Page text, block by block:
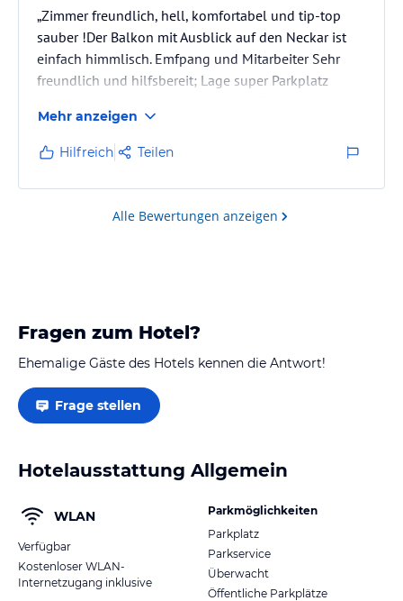
„Zimmer freundlich, hell, komfortabel und tip-top
sauber !Der Balkon mit Ausblick auf den Neckar ist
einfach himmlisch. Emfpang und Mitarbeiter Sehr
freundlich und hilfsbereit; Lage super Parkplatz
.Ein Restaurant mit Leckeren Speisen im Haus ist
auch vorhanden ,es ist alles sehr familiär
&Kinderfreundlich Ein Zustellbett für unsere Tochter
zu bekommen war gar kein Problem ,wir sind rundum
Zufrieden und freuen uns auf das nächste mal !
Mehr anzeigen
Hilfreich Teilen
Alle Bewertungen anzeigen
Fragen zum Hotel?
Ehemalige Gäste des Hotels kennen die Antwort!
Frage stellen
Hotelausstattung Allgemein
WLAN
Verfügbar
Kostenloser WLAN-
Internetzugang inklusive
Parkmöglichkeiten
Parkplatz
Parkservice
Überwacht
Öffentliche Parkplätze